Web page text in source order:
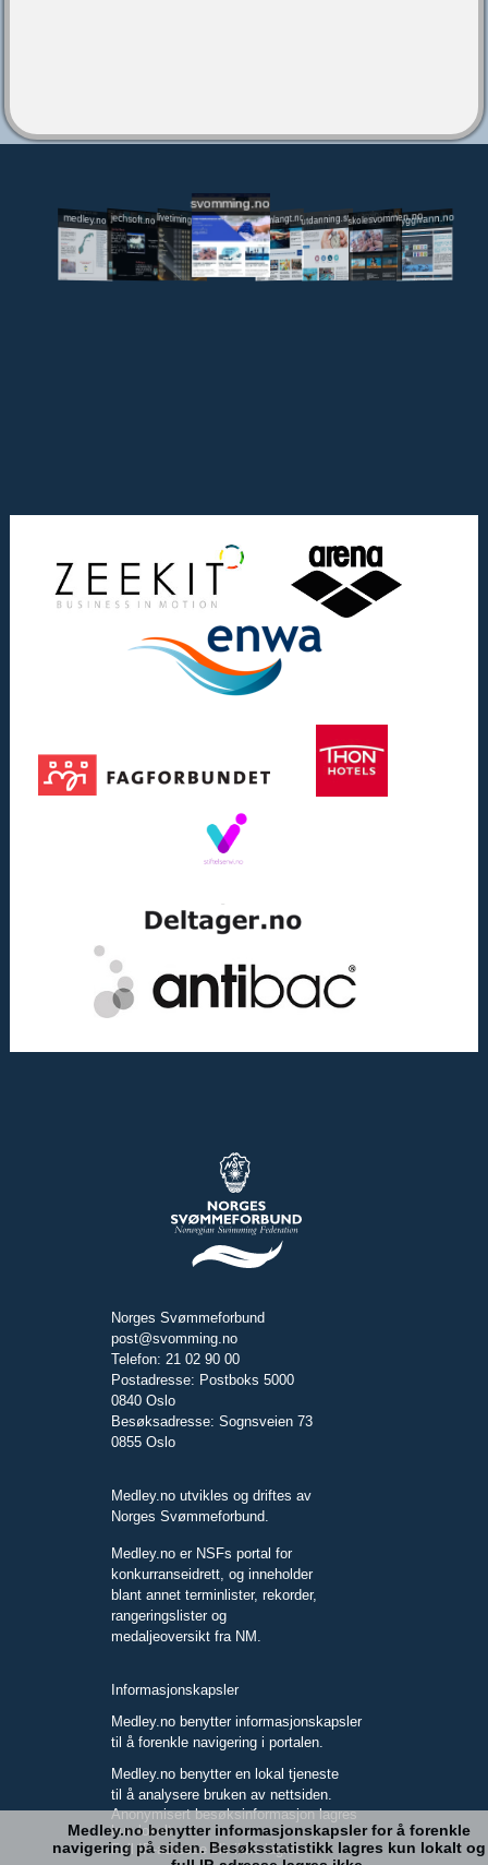
medley.no jechsoft.nolivetiming.medley.no
svomming.no
svomlangt.noutdanning.svomming.no
skolesvommen.notryggivann.no
Norges Svømmeforbund
post@svomming.no
Telefon: 21 02 90 00
Postadresse: Postboks 5000
0840 Oslo
Besøksadresse: Sognsveien 73
0855 Oslo
Medley.no utvikles og driftes av
Norges Svømmeforbund.
Medley.no er NSFs portal for
konkurranseidrett, og inneholder
blant annet terminlister, rekorder,
rangeringslister og
medaljeoversikt fra NM.
Informasjonskapsler
Medley.no benytter informasjonskapsler
til å forenkle navigering i portalen.
Medley.no benytter en lokal tjeneste
til å analysere bruken av nettsiden.
Anonymisert besøksinformasjon lagres
kun lokalt.
Full IP-adresse blir ikke lagret.
Medley.no benytter informasjonskapsler for å forenkle
navigering på siden. Besøksstatistikk lagres kun lokalt og